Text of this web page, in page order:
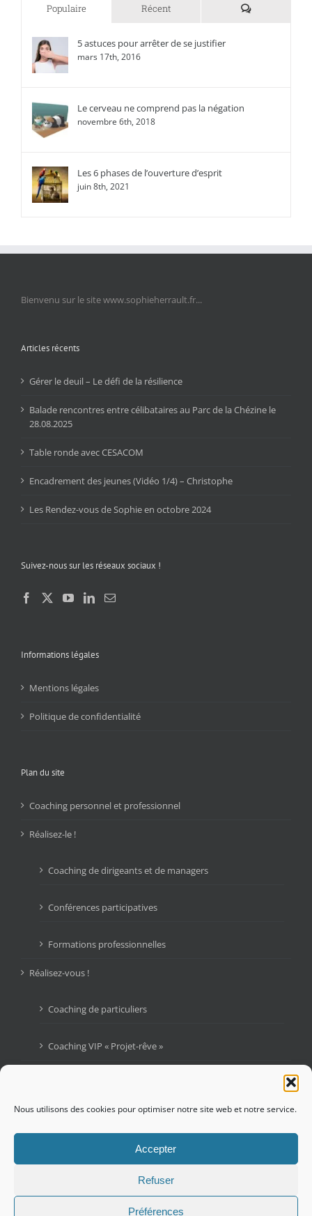
Nous utilisons des cookies pour optimiser notre site web et notre service.
Accepter
Refuser
Préférences
Populaire Récent
5 astuces pour arrêter de se justifier
mars 17th, 2016
Le cerveau ne comprend pas la négation
novembre 6th, 2018
Les 6 phases de l’ouverture d’esprit
juin 8th, 2021
Bienvenu sur le site www.sophieherrault.fr...
Articles récents
Gérer le deuil – Le défi de la résilience
Balade rencontres entre célibataires au Parc de la Chézine le
28.08.2025
Table ronde avec CESACOM
Encadrement des jeunes (Vidéo 1/4) – Christophe
Les Rendez-vous de Sophie en octobre 2024
Suivez-nous sur les réseaux sociaux !
Informations légales
Mentions légales
Politique de confidentialité
Plan du site
Coaching personnel et professionnel
Réalisez-le !
Coaching de dirigeants et de managers
Conférences participatives
Formations professionnelles
Réalisez-vous !
Coaching de particuliers
Coaching VIP « Projet-rêve »
Blogue : Graines d’Audace
Contactez-moi !